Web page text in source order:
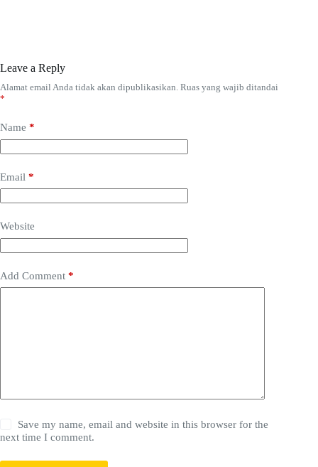
Leave a Reply
Alamat email Anda tidak akan dipublikasikan. Ruas yang wajib ditandai
*
Name *
Email *
Website
Add Comment *
Save my name, email and website in this browser for the
next time I comment.